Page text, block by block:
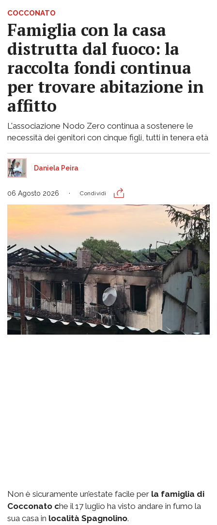
COCCONATO
Famiglia con la casa
distrutta dal fuoco: la
raccolta fondi continua
per trovare abitazione in
affitto
L'associazione Nodo Zero continua a sostenere le
necessità dei genitori con cinque figli, tutti in tenera età
Daniela Peira
06 Agosto 2026 Condividi
Non è sicuramente un’estate facile per la famiglia di
Cocconato che il 17 luglio ha visto andare in fumo la
sua casa in località Spagnolino.